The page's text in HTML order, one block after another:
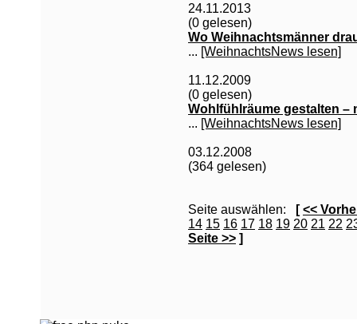
24.11.2013
(0 gelesen)
Wo Weihnachtsmänner
... [WeihnachtsNews lesen]
11.12.2009
(0 gelesen)
Wohlfühlräume gestalten –
... [WeihnachtsNews lesen]
03.12.2008
(364 gelesen)
Seite auswählen: [<<
14 15 16 17 18 19 20 21 22
Seite >> ]